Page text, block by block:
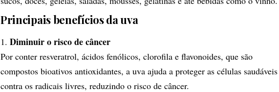
Principais benefícios da uva
Diminuir o risco de câncer
Por conter resveratrol, ácidos fenólicos, clorofila e flavonoides, que são
compostos bioativos antioxidantes, a uva ajuda a proteger as células saudáveis
contra os radicais livres, reduzindo o risco de câncer.